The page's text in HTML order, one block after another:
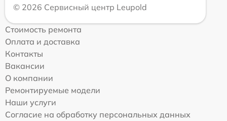
© 2026 Сервисный центр Leupold
Стоимость ремонта
Оплата и доставка
Контакты
Вакансии
О компании
Ремонтируемые модели
Наши услуги
Согласие на обработку персональных данных